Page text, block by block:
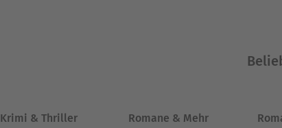
Krimi & Thriller Romane & Mehr